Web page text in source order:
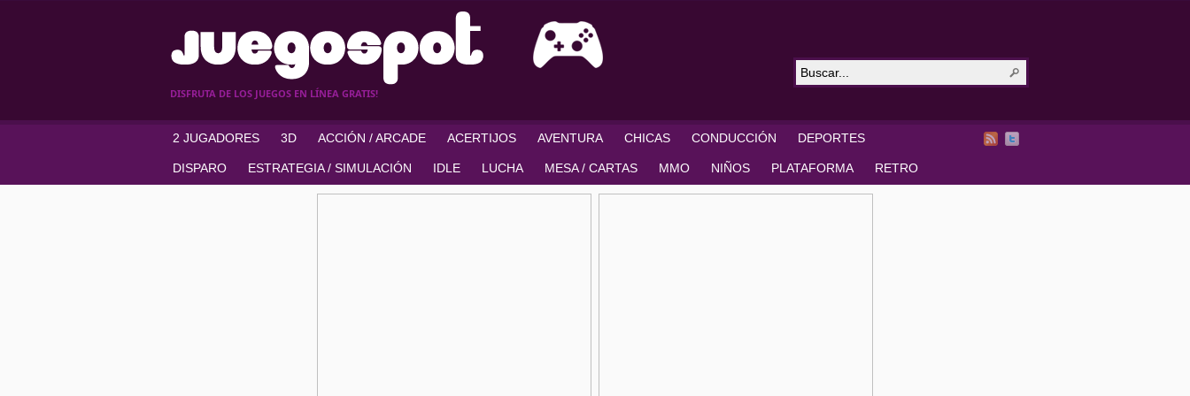
DISFRUTA DE LOS JUEGOS EN LÍNEA GRATIS!
2 JUGADORES 3D ACCIÓN / ARCADE ACERTIJOS AVENTURA CHICAS CONDUCCIÓN DEPORTES
DISPARO ESTRATEGIA / SIMULACIÓN IDLE LUCHA MESA / CARTAS MMO NIÑOS PLATAFORMA RETRO